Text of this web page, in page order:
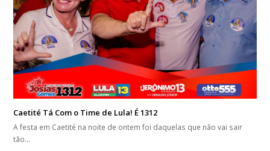
Caetité Tá Com o Time de Lula! É 1312
A festa em Caetité na noite de ontem foi daquelas que não vai sair
tão…